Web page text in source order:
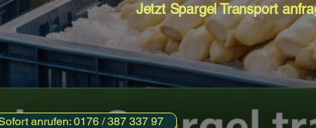
Jetzt Spargel Transport
anrufen: 0176 / 387 337 97